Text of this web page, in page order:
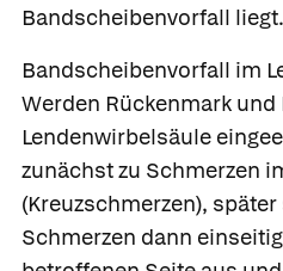
Bandscheibenvorfall liegt.
Bandscheibenvorfall im
Werden Rückenmark
Lendenwirbelsäule
zunächst zu Schmerzen
(Kreuzschmerzen),
Schmerzen dann